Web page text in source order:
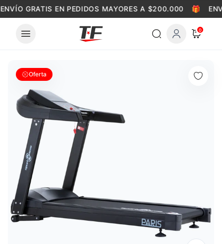
Skip to contentGRATIS EN PEDIDOS MAYORES A $200.000 🎁
0
Oferta